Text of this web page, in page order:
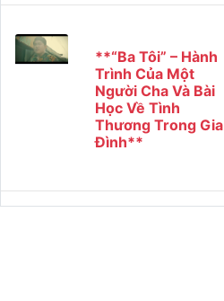
**“Ba Tôi” – Hành
Trình Của Một
Người Cha Và Bài
Học Về Tình
Thương Trong Gia
Đình**